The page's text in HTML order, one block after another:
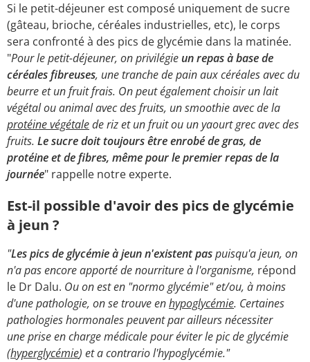
Si le petit-déjeuner est composé uniquement de sucre
(gâteau, brioche, céréales industrielles, etc), le corps
sera confronté à des pics de glycémie dans la matinée.
"Pour le petit-déjeuner, on privilégie un repas à base de
céréales fibreuses, une tranche de pain aux céréales avec du
beurre et un fruit frais. On peut également choisir un lait
végétal ou animal avec des fruits, un smoothie avec de la
protéine végétalede riz et un fruit ou un yaourt grec avec des
fruits. Le sucre doit toujours être enrobé de gras, de
protéine et de fibres, même pour le premier repas de la
journée" rappelle notre experte.
Est-il possible d'avoir des pics de glycémie
à jeun ?
"Les pics de glycémie à jeun n'existent paspuisqu'a jeun, on
n'a pas encore apporté de nourriture à l'organisme, répond
le Dr Dalu. Ou on est en "normo glycémie" et/ou, à moins
d'une pathologie, on se trouve enhypoglycémie. Certaines
pathologies hormonales peuvent par ailleurs nécessiter
une prise en charge médicale pour éviter le pic de glycémie
(hyperglycémie) et a contrario l'hypoglycémie."